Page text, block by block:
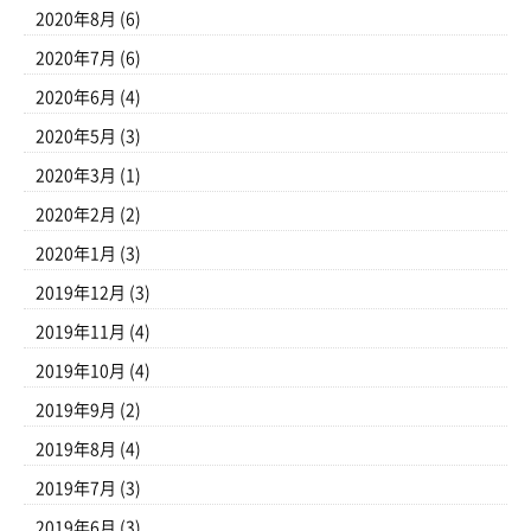
2020年8月 (6)
2020年7月 (6)
2020年6月 (4)
2020年5月 (3)
2020年3月 (1)
2020年2月 (2)
2020年1月 (3)
2019年12月 (3)
2019年11月 (4)
2019年10月 (4)
2019年9月 (2)
2019年8月 (4)
2019年7月 (3)
2019年6月 (3)